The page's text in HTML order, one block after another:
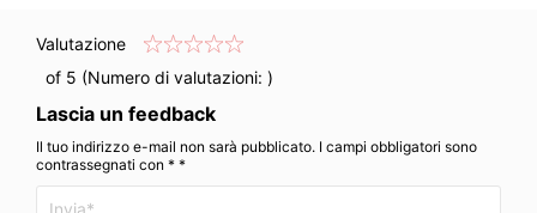
Valutazione
of 5 (Numero di valutazioni: )
Lascia un feedback
Il tuo indirizzo e-mail non sarà pubblicato. I campi obbligatori sono
contrassegnati con * *